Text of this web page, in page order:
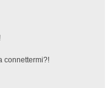
connettermi?!